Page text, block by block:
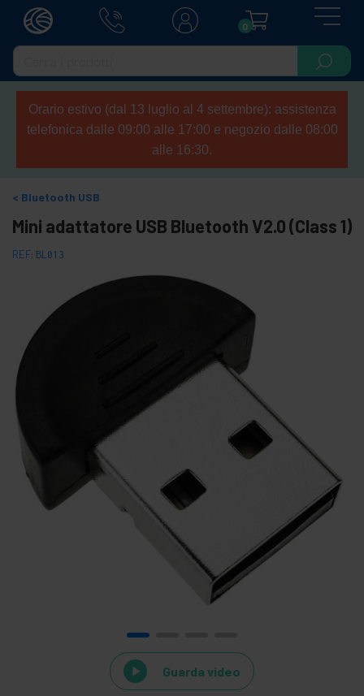
0
Orario estivo (dal 13 luglio al 4 settembre): assistenza
telefonica dalle 09:00 alle 17:00 e negozio dalle 08:00
alle 16:30.
Bluetooth USB
Mini adattatore USB Bluetooth V2.0 (Class 1)
REF: BL013
Guarda video